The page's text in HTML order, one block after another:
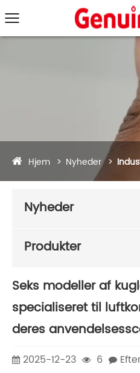
Hjem Nyheder
Nyheder
Produkter
Seks modeller af
specialiseret til
deres
2025-12-23 6